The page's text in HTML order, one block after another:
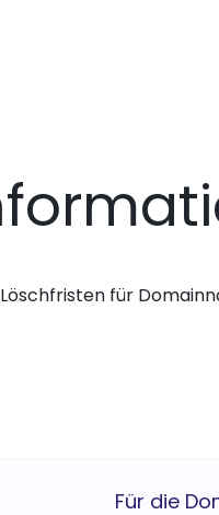
für
Für die